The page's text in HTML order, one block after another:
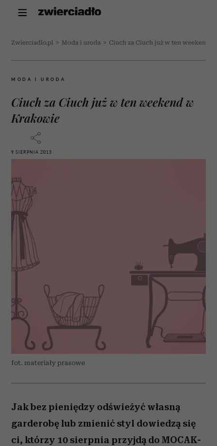
Zwierciadlo.pl > Moda i uroda > Ciuch za Ciuch już w ten weekend
MODA I URODA
Ciuch za Ciuch już w ten weekend w
Krakowie
9 SIERPNIA 2013
fot. materiały prasowe
Jak bez pieniędzy odświeżyć własną
garderobę lub zmienić styl dowiedzą się
ci, którzy 10 sierpnia przyjdą do MOCAK-